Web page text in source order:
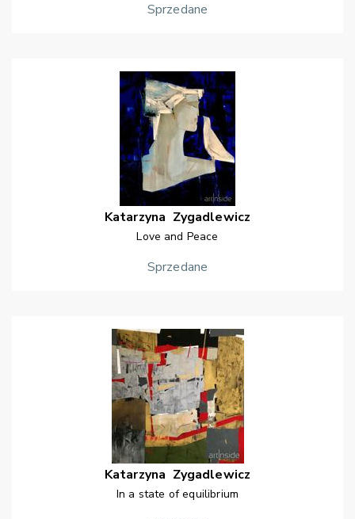
Sprzedane
Katarzyna Zygadlewicz
Love and Peace
Sprzedane
Katarzyna Zygadlewicz
In a state of equilibrium